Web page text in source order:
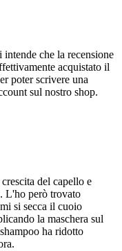
che la recensione
acquistato il
poter scrivere una
sul nostro shop.
del capello e
L'ho però trovato
si secca il cuoio
la maschera sul
ha ridotto